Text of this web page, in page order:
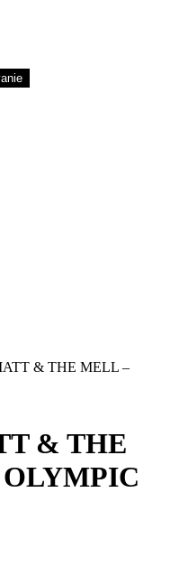
& THE MELL –
& THE